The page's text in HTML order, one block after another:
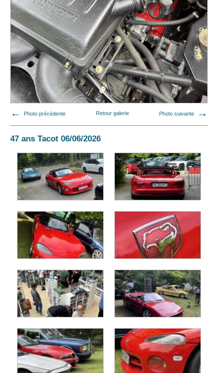
Photo précédente Retour galerie Photo suivante
47 ans Tacot 06/06/2026